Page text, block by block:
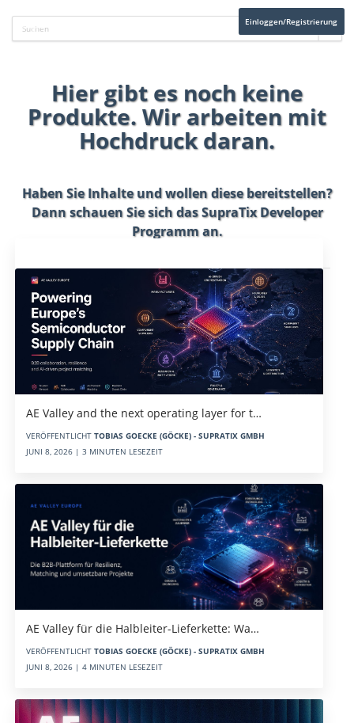
Einloggen/Registrierung
Hier gibt es noch keine
Produkte. Wir arbeiten mit
Hochdruck daran.
Haben Sie Inhalte und wollen diese bereitstellen?
Dann schauen Sie sich dasSupraTix Developer
Programman.
AE Valley and the next operating layer for t…
VERÖFFENTLICHT TOBIAS GOECKE (GÖCKE) - SUPRATIX GMBH
JUNI 8, 2026 | 3 MINUTEN LESEZEIT
AE Valley für die Halbleiter-Lieferkette: Wa…
VERÖFFENTLICHT TOBIAS GOECKE (GÖCKE) - SUPRATIX GMBH
JUNI 8, 2026 | 4 MINUTEN LESEZEIT